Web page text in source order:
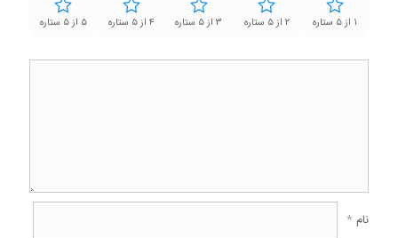
۱ از ۵ ستاره ۲ از ۵ ستاره ۳ از ۵ ستاره ۴ از ۵ ستاره ۵ از ۵ ستاره
نام *